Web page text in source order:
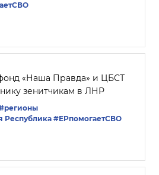
«Наша Правда» и ЦБСТ
зенитчикам в ЛНР
Республика #ЕРпомогаетСВО